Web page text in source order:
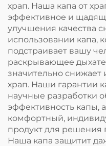
храп. Наша капа от
эффективное и
улучшения качества
использовании капа,
подстраивает вашу
раскрывающее
значительно снижает
храп. Наши гарантии
научные разработки
эффективность капы,
комфортный,
продукт для
Наша капа защитит